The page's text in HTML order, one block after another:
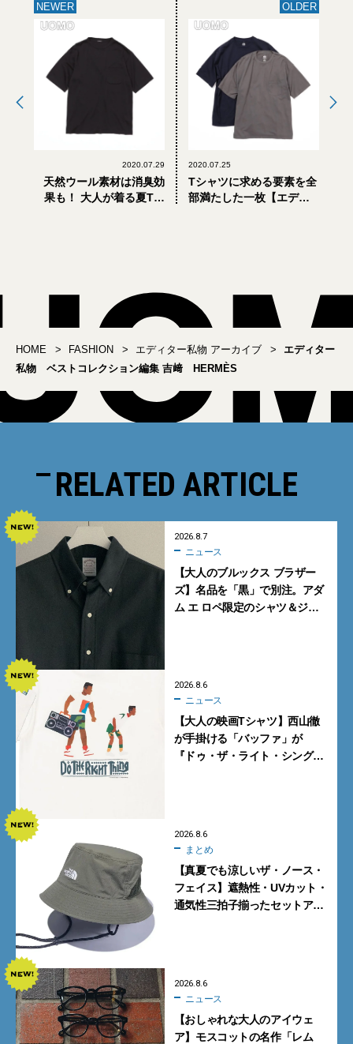
NEWER
2020.07.29
天然ウール素材は消臭効
果も！ 大人が着る夏Tシ
OLDER
2020.07.25
Tシャツに求める要素を全
部満たした一枚【エディ
HOME FASHION エディター私物 アーカイブ
エディター
私物 ベストコレクション編集 吉﨑 HERMÈS
RELATED ARTICLE
2026.8.7
ニュース
【大人のブルックス ブラザー
ズ】名品を「黒」で別注。アダ
ム エ ロペ限定のシャツ＆ジャ
2026.8.6
ニュース
【大人の映画Tシャツ】西山徹
が手掛ける「バッファ」が
『ドゥ・ザ・ライト・シング』
2026.8.6
まとめ
【真夏でも涼しいザ・ノース・
フェイス】遮熱性・UVカット・
通気性三拍子揃ったセットアッ
2026.8.6
ニュース
【おしゃれな大人のアイウェ
ア】モスコットの名作「レム